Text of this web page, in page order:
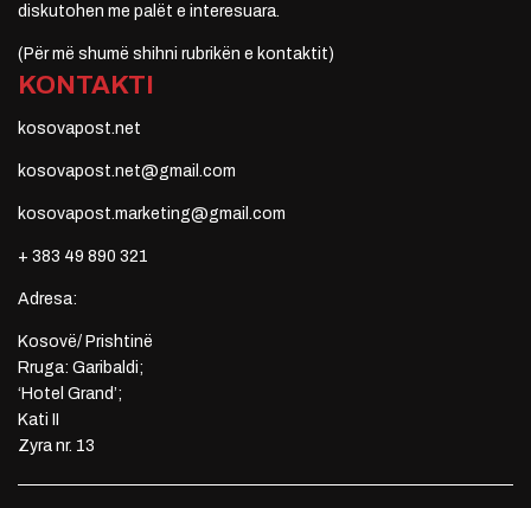
diskutohen me palët e interesuara.
(Për më shumë shihni rubrikën e kontaktit)
KONTAKTI
kosovapost.net
kosovapost.net@gmail.com
kosovapost.marketing@gmail.com
+ 383 49 890 321
Adresa:
Kosovë/ Prishtinë
Rruga: Garibaldi;
‘Hotel Grand’;
Kati II
Zyra nr. 13